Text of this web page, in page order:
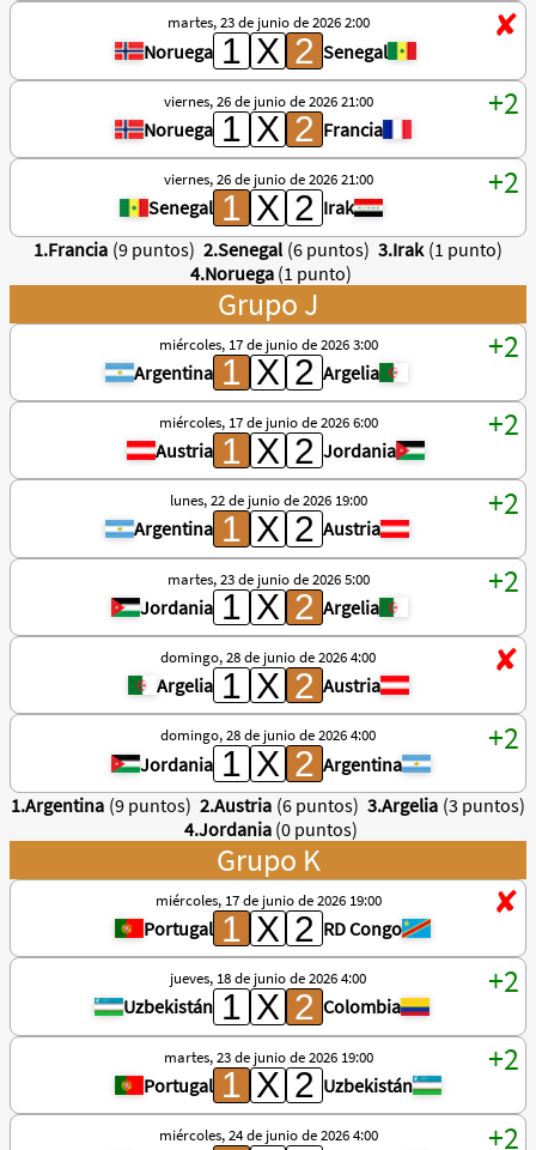
martes, 23 de junio de 2026 2:00
Noruega Senegal
viernes, 26 de junio de 2026 21:00
Noruega Francia
viernes, 26 de junio de 2026 21:00
Senegal
Irak
1.Francia (9 puntos) 2.Senegal (6 puntos) 3.Irak (1 punto)
4.Noruega (1 punto)
Grupo J
miércoles, 17 de junio de 2026 3:00
Argentina Argelia
miércoles, 17 de junio de 2026 6:00
Austria Jordania
lunes, 22 de junio de 2026 19:00
Argentina Austria
martes, 23 de junio de 2026 5:00
Jordania Argelia
domingo, 28 de junio de 2026 4:00
Argelia Austria
domingo, 28 de junio de 2026 4:00
Jordania
Argentina
1.Argentina (9 puntos) 2.Austria (6 puntos) 3.Argelia (3 puntos)
4.Jordania (0 puntos)
Grupo K
miércoles, 17 de junio de 2026 19:00
Portugal RD Congo
jueves, 18 de junio de 2026 4:00
Uzbekistán Colombia
martes, 23 de junio de 2026 19:00
Portugal Uzbekistán
miércoles, 24 de junio de 2026 4:00